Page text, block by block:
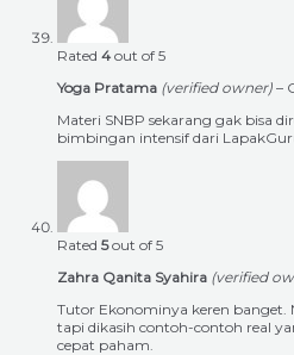
Rated 4 out of 5
Yoga Pratama (verified owner) –
Materi SNBP sekarang gak bisa
bimbingan intensif dari
Rated 5out of 5
Zahra Qanita Syahira (verified
Tutor Ekonominya keren banget.
tapi dikasih contoh-contoh real
cepat paham.